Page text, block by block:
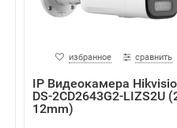
избранное сравнить
IP Видеокамера
DS-2CD2643G2-LIZS2U
12mm)